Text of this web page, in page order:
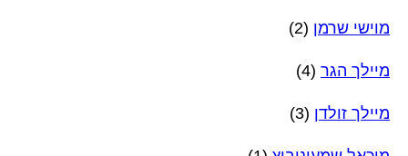
מוישי שרמן (2)
מיילך הגר (4)
מיילך זולדן (3)